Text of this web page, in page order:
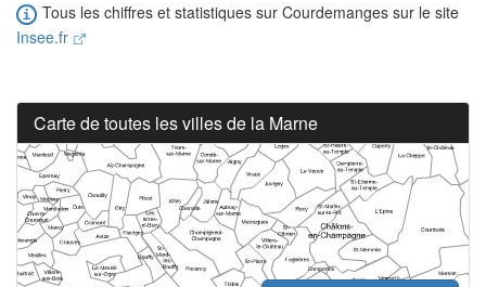
Tous les chiffres et statistiques sur Courdemanges sur le site
Insee.fr
Carte de toutes les villes de la Marne